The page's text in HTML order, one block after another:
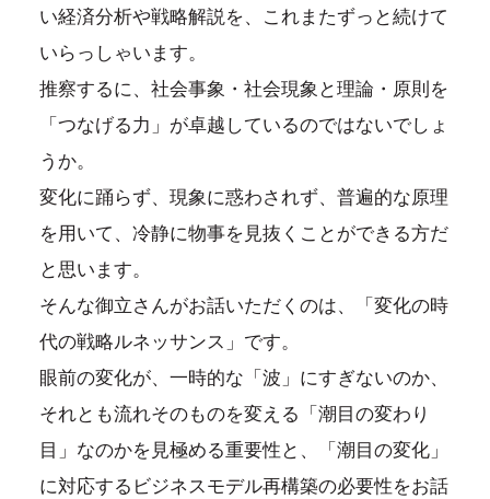
い経済分析や戦略解説を、これまたずっと続けて
いらっしゃいます。
推察するに、社会事象・社会現象と理論・原則を
「つなげる力」が卓越しているのではないでしょ
うか。
変化に踊らず、現象に惑わされず、普遍的な原理
を用いて、冷静に物事を見抜くことができる方だ
と思います。
そんな御立さんがお話いただくのは、「変化の時
代の戦略ルネッサンス」です。
眼前の変化が、一時的な「波」にすぎないのか、
それとも流れそのものを変える「潮目の変わり
目」なのかを見極める重要性と、「潮目の変化」
に対応するビジネスモデル再構築の必要性をお話